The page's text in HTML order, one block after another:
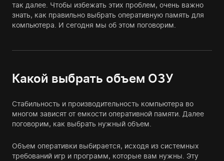
так далее. Чтобы избежать этих проблем, очень важно
знать, как правильно выбрать оперативную память для
компьютера. И сегодня мы об этом поговорим.
Какой выбрать объем ОЗУ
Стабильность и производительность компьютера во
многом зависят от емкости оперативной памяти. Далее
поговорим, как выбрать нужный объем.
Объем оперативки выбирается, исходя из системных
требований игр и программ, которые вам нужны. Эту